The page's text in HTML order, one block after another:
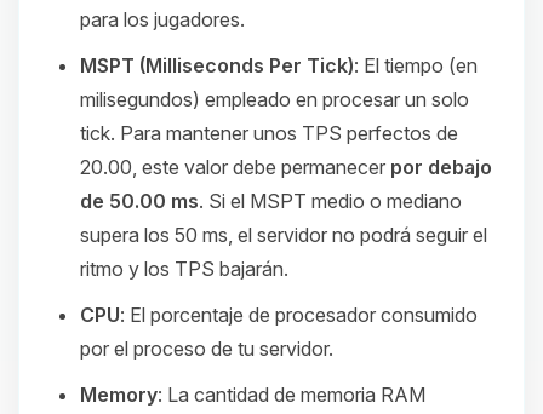
para los jugadores.
MSPT (Milliseconds Per Tick): El tiempo (en
milisegundos) empleado en procesar un solo
tick. Para mantener unos TPS perfectos de
20.00, este valor debe permanecer por debajo
de 50.00 ms. Si el MSPT medio o mediano
supera los 50 ms, el servidor no podrá seguir el
ritmo y los TPS bajarán.
CPU: El porcentaje de procesador consumido
por el proceso de tu servidor.
Memory: La cantidad de memoria RAM